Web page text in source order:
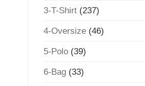
3-T-Shirt(237)
4-Oversize(46)
5-Polo(39)
6-Bag(33)